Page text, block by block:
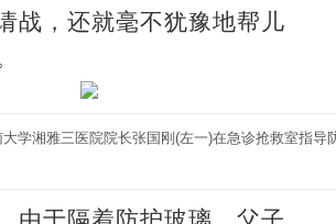
战，还就毫不犹豫地帮儿
学湘雅三医院院长张国刚(左一)在急诊抢救室指导